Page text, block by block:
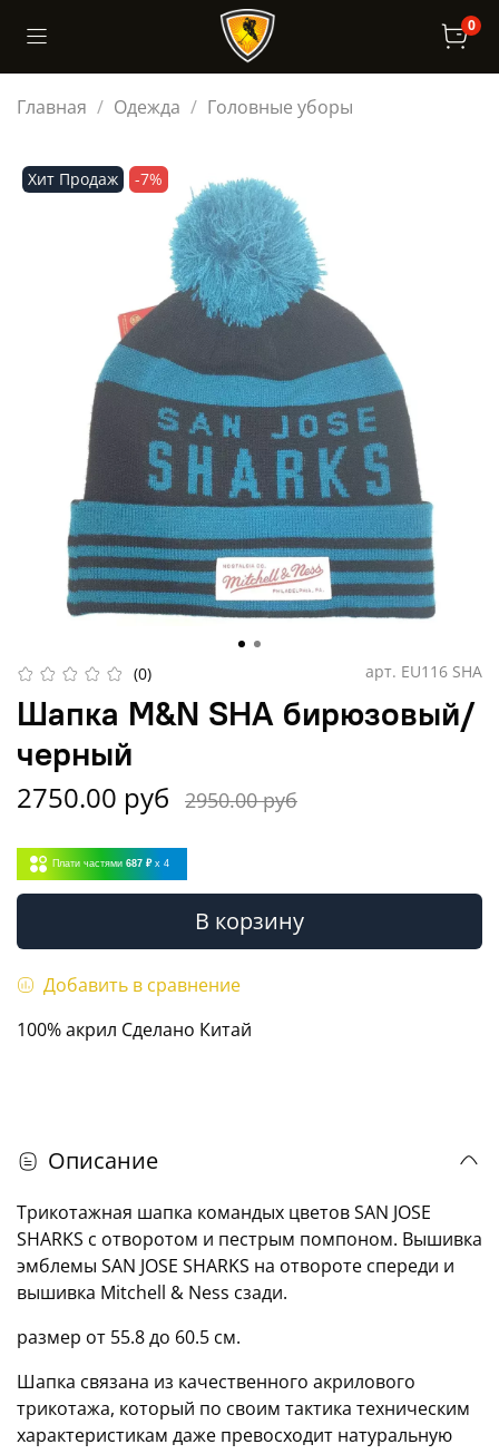
0
Главная Одежда Головные уборы
Хит Продаж -7%
(0) арт. EU116 SHA
Шапка M&N SHA бирюзовый/
черный
2750.00 руб 2950.00 руб
Плати частями 687 ₽ x 4
В корзину
Добавить в сравнение
100% акрил Сделано Китай
Описание
Трикотажная шапка командых цветов SAN JOSE
SHARKS с отворотом и пестрым помпоном. Вышивка
эмблемы SAN JOSE SHARKS на отвороте спереди и
вышивка Mitchell & Ness сзади.
размер от 55.8 до 60.5 см.
Шапка связана из качественного акрилового
трикотажа, который по своим тактика техническим
характеристикам даже превосходит натуральную